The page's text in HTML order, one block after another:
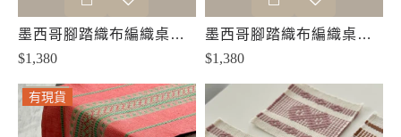
墨西哥腳踏織布編織桌布桌巾桌旗-黑白
$1,380
墨西哥腳踏織布編織桌布桌巾桌旗-橘
$1,380
有現貨
有現貨